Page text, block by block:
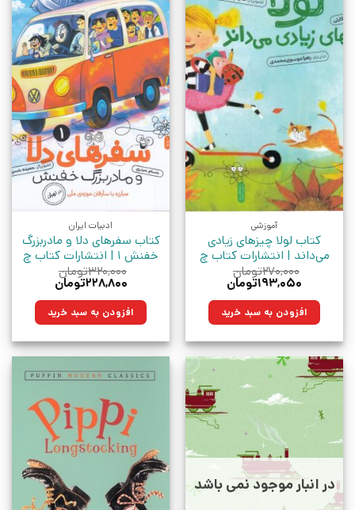
آموزشی
کتاب لولا چیزهای زیادی
می‌داند | انتشارات کتاب چ
۲۷۰,۰۰۰تومان
قیمت
۲۷۰,۰۰۰تومان
بود.
۱۹۳,۰۵۰تومان
۱۹۳,۰۵۰تومان.افزودن به سبد خرید
ادبیات ایران
کتاب سفرهای دلا و مادربزرگ
خفنش 1 | انتشارات کتاب چ
۳۲۰,۰۰۰تومان
قیمت
۳۲۰,۰۰۰تومان
بود.
۲۲۸,۸۰۰تومان
۲۲۸,۸۰۰تومان.افزودن به سبد خرید
در انبار موجود نمی باشد